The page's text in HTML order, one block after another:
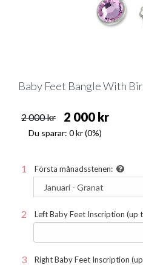
Baby Feet Bangle With
2 000 kr 2 000 kr
Du sparar: 0 kr(0%)
Första månadsstenen:
Left Baby Feet Inscription (up
Right Baby Feet Inscription